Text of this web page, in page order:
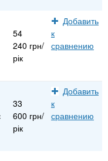
54
240 грн/
рік
Добавить
к
сравнению
33
600 грн/
рік
Добавить
к
сравнению